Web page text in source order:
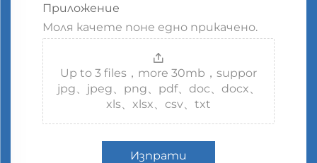
Приложение
Моля качете поне едно прикачено.
Up to 3 files，more 30mb，suppor
jpg、jpeg、png、pdf、doc、docx、
xls、xlsx、csv、txt
Изпрати